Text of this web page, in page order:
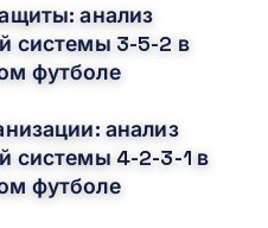
анализ
системы 3-5-2 в
футболе
анализ
системы 4-2-3-1 в
футболе